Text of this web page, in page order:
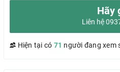
Hãy
Liên hệ
Hiện tại có 71 người đang xem